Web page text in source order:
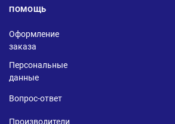
ПОМОЩЬ
Оформление
заказа
Персональные
данные
Вопрос-ответ
Производители